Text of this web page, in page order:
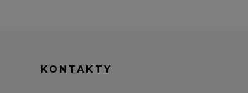
KONTAKTY